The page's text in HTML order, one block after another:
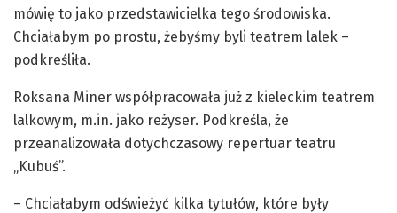
mówię to jako przedstawicielka tego środowiska.
Chciałabym po prostu, żebyśmy byli teatrem lalek –
podkreśliła.
Roksana Miner współpracowała już z kieleckim teatrem
lalkowym, m.in. jako reżyser. Podkreśla, że
przeanalizowała dotychczasowy repertuar teatru
„Kubuś”.
– Chciałabym odświeżyć kilka tytułów, które były